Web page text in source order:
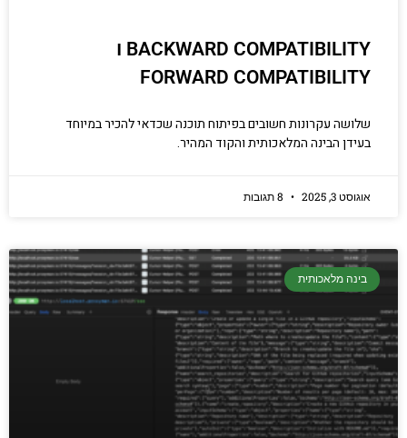
BACKWARD COMPATIBILITY ו
FORWARD COMPATIBILITY
שלושה עקרונות חשובים בפיתוח תוכנה שכדאי להכיר במיוחד
בעידן הבינה המלאכותית והקוד המהיר.
אוגוסט 3, 2025
בינה מלאכותית